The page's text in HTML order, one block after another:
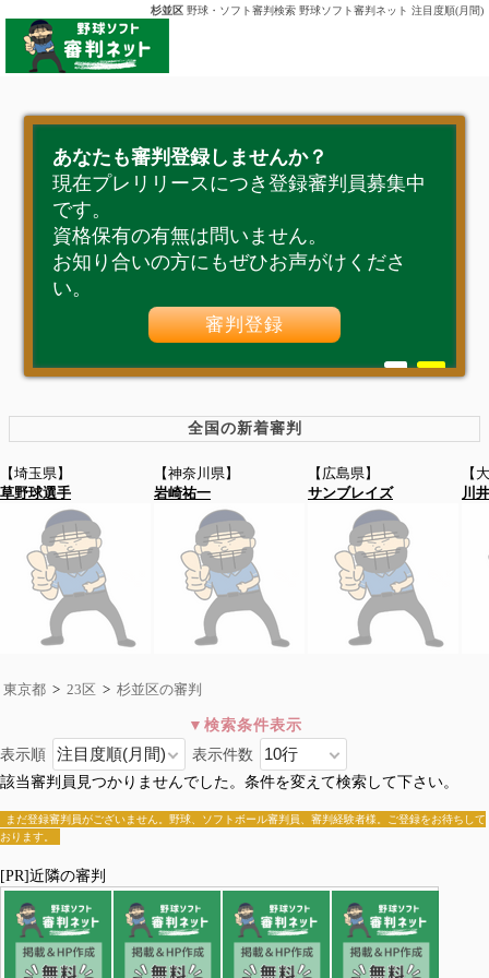
杉並区 野球・ソフト審判検索 野球ソフト審判ネット 注目度順(月間)
あなたも審判登録しませんか？
現在プレリリースにつき登録審判員募集中
です。
資格保有の有無は問いません。
お知り合いの方にもぜひお声がけくださ
い。
審判登録
全国の新着審判
【埼玉県】
草野球選手
【神奈川県】
岩崎祐一
【広島県】
サンブレイズ
【
川
東京都 > 23区 > 杉並区の審判
杉並区
>杉並区
千代田区
中央区 港区 新宿区 文京区 台東区 墨田区
江東区
品川区
北区
荒川区
表示順
表示件数
該当審判員見つかりませんでした。条件を変えて検索して下さい。
まだ登録審判員がございません。野球、ソフトボール審判員、審判経験者様。ご登録をお待ちして
おります。
[PR]近隣の審判